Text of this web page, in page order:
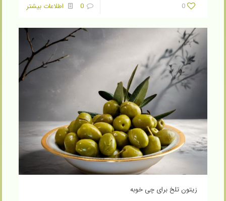
0
0 اطلاعات بیشتر
زیتون تلخ برای چی خوبه